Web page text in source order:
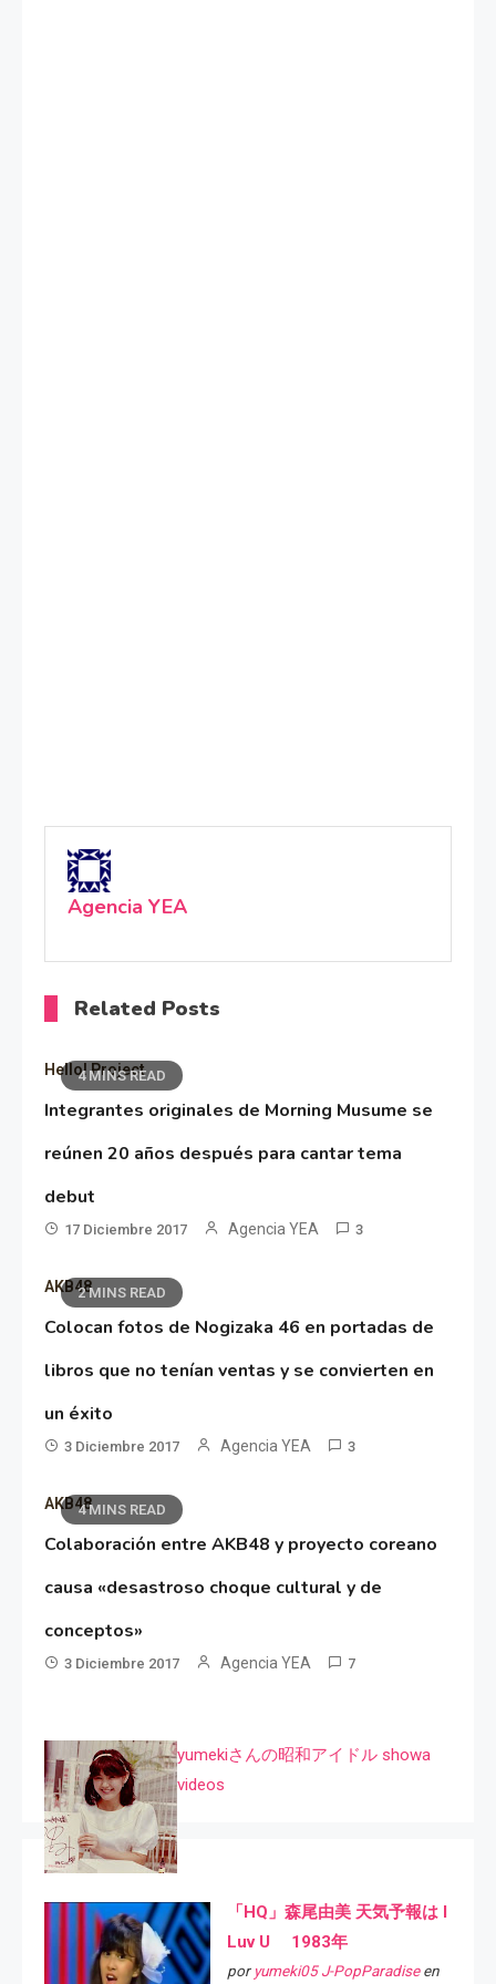
Agencia YEA
Related Posts
4 MINS READ
Hello! Project
Integrantes originales de Morning Musume se
reúnen 20 años después para cantar tema
debut
17 Diciembre 2017 Agencia YEA 3
2 MINS READ
AKB48
Colocan fotos de Nogizaka 46 en portadas de
libros que no tenían ventas y se convierten en
un éxito
3 Diciembre 2017 Agencia YEA 3
4 MINS READ
AKB48
Colaboración entre AKB48 y proyecto coreano
causa «desastroso choque cultural y de
conceptos»
3 Diciembre 2017 Agencia YEA 7
yumekiさんの昭和アイドル showa
videos
「HQ」森尾由美 天気予報は I
Luv U 1983年
por yumeki05 J-PopParadiseen